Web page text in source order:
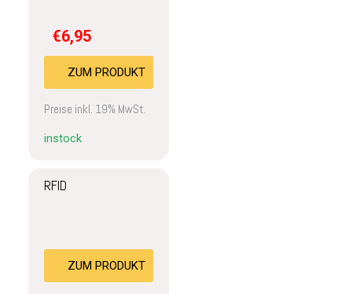
€6,95
ZUM PRODUKT
Preise inkl. 19% MwSt.
instock
RFID
ZUM PRODUKT